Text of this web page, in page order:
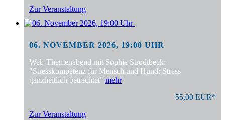
Zur Veranstaltung
06. NOVEMBER 2026, 19:00 UHR
Web-Themenabend mit Sophie Strodtbeck:
"Stresskompetenz für Mensch und Hund: Stress
ganzheitlich betrachtet" mehr
55,00 EUR*
Zur Veranstaltung